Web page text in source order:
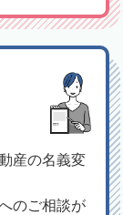
産の名義変
のご相談が